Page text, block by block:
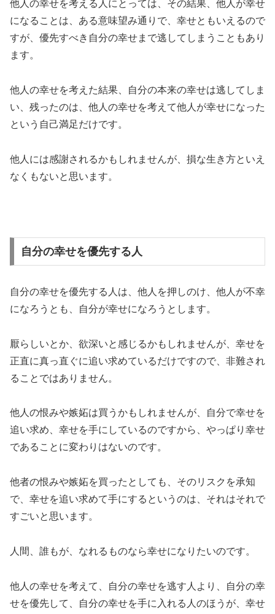
他人の幸せを考える人にとっては、その結果、他人が幸せ
になることは、ある意味望み通りで、幸せともいえるので
すが、優先すべき自分の幸せまで逃してしまうこともあり
ます。
他人の幸せを考えた結果、自分の本来の幸せは逃してしま
い、残ったのは、他人の幸せを考えて他人が幸せになった
という自己満足だけです。
他人には感謝されるかもしれませんが、損な生き方といえ
なくもないと思います。
自分の幸せを優先する人
自分の幸せを優先する人は、他人を押しのけ、他人が不幸
になろうとも、自分が幸せになろうとします。
厭らしいとか、欲深いと感じるかもしれませんが、幸せを
正直に真っ直ぐに追い求めているだけですので、非難され
ることではありません。
他人の恨みや嫉妬は買うかもしれませんが、自分で幸せを
追い求め、幸せを手にしているのですから、やっぱり幸せ
であることに変わりはないのです。
他者の恨みや嫉妬を買ったとしても、そのリスクを承知
で、幸せを追い求めて手にするというのは、それはそれで
すごいと思います。
人間、誰もが、なれるものなら幸せになりたいのです。
他人の幸せを考えて、自分の幸せを逃す人より、自分の幸
せを優先して、自分の幸せを手に入れる人のほうが、幸せ